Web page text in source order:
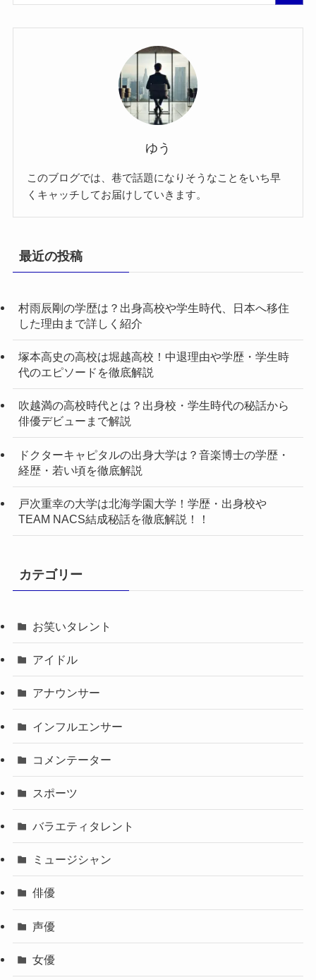
ゆう
このブログでは、巷で話題になりそうなことをいち早
くキャッチしてお届けしていきます。
最近の投稿
村雨辰剛の学歴は？出身高校や学生時代、日本へ移住
した理由まで詳しく紹介
塚本高史の高校は堀越高校！中退理由や学歴・学生時
代のエピソードを徹底解説
吹越満の高校時代とは？出身校・学生時代の秘話から
俳優デビューまで解説
ドクターキャピタルの出身大学は？音楽博士の学歴・
経歴・若い頃を徹底解説
戸次重幸の大学は北海学園大学！学歴・出身校や
TEAM NACS結成秘話を徹底解説！！
カテゴリー
お笑いタレント
アイドル
アナウンサー
インフルエンサー
コメンテーター
スポーツ
バラエティタレント
ミュージシャン
俳優
声優
女優